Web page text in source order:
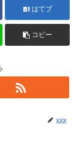
はてブ
コピー
xxx